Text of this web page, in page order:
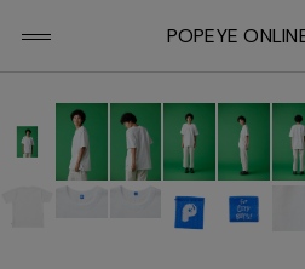
POPEYE